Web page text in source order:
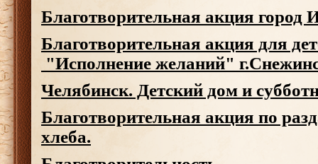
Благотворительная акция город
Благотворительная акция для
"Исполнение желаний"
Челябинск. Детский дом и
Благотворительная акция по
хлеба.